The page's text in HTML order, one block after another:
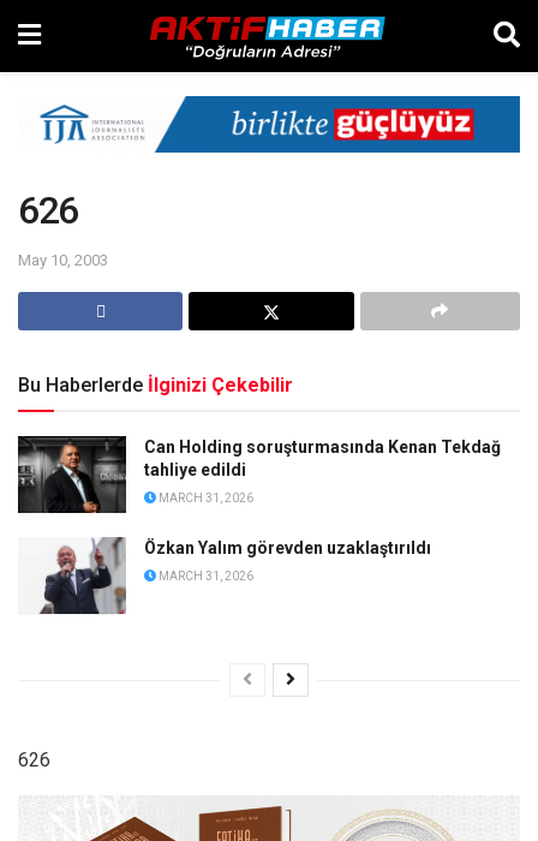
626
May 10, 2003
Bu Haberlerde İlginizi Çekebilir
Can Holding soruşturmasında Kenan Tekdağ
tahliye edildi
MARCH 31, 2026
Özkan Yalım görevden uzaklaştırıldı
MARCH 31, 2026
626